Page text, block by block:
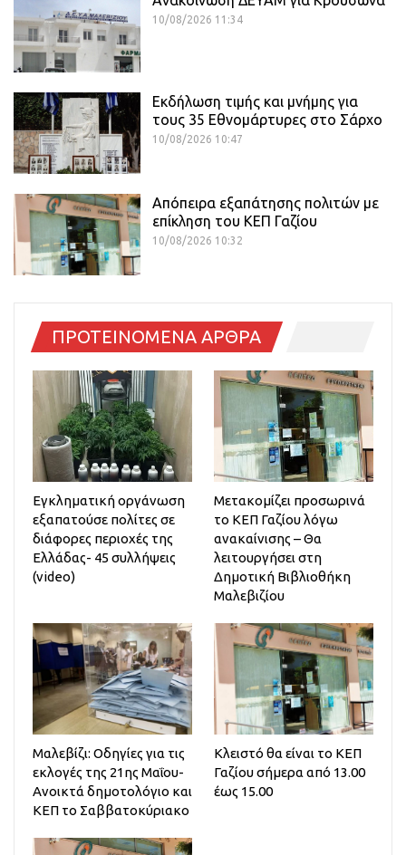
10/08/2026 11:34
Εκδήλωση τιμής και μνήμης για
τους 35 Εθνομάρτυρες στο Σάρχο
10/08/2026 10:47
Απόπειρα εξαπάτησης πολιτών με
επίκληση του ΚΕΠ Γαζίου
10/08/2026 10:32
ΠΡΟΤΕΙΝΟΜΕΝΑ ΑΡΘΡΑ
Eγκληματική οργάνωση
εξαπατούσε πολίτες σε
διάφορες περιοχές της
Ελλάδας- 45 συλλήψεις
(video)
Μετακομίζει προσωρινά
το ΚΕΠ Γαζίου λόγω
ανακαίνισης – Θα
λειτουργήσει στη
Δημοτική Βιβλιοθήκη
Μαλεβιζίου
Μαλεβίζι: Οδηγίες για τις
εκλογές της 21ης Μαΐου-
Ανοικτά δημοτολόγιο και
ΚΕΠ το Σαββατοκύριακο
Κλειστό θα είναι το ΚΕΠ
Γαζίου σήμερα από 13.00
έως 15.00